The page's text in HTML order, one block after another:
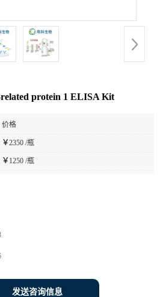
protein 1 ELISA Kit
价格
￥2350 /瓶
￥ 1250 /瓶
发送咨询信息